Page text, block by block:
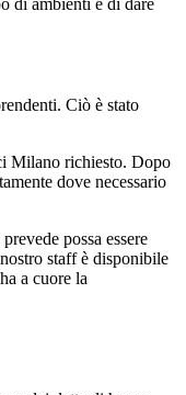
di ambienti e di dare
Ciò è stato
Milano richiesto. Dopo
dove necessario
possa essere
staff è disponibile
a cuore la